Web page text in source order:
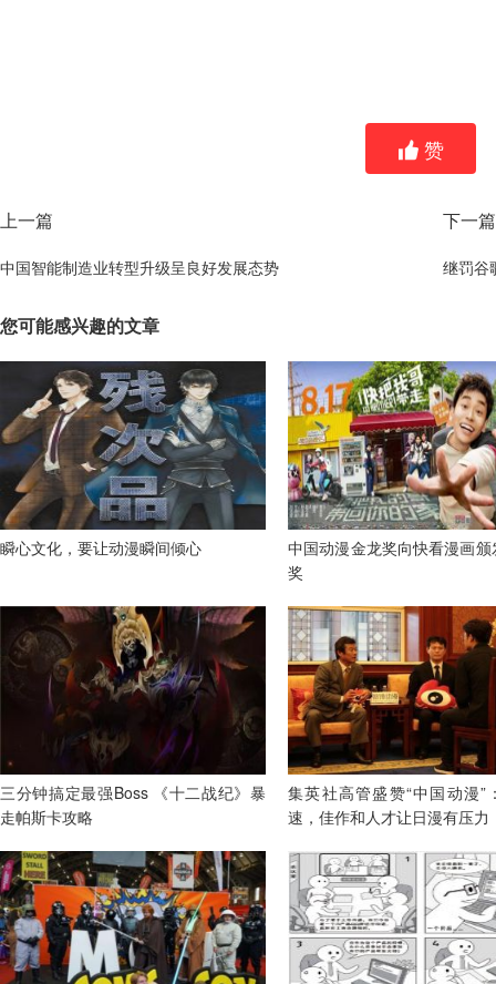
赞
上一篇
中国智能制造业转型升级呈良好发展态势
下一篇
继罚谷
您可能感兴趣的文章
瞬心文化，要让动漫瞬间倾心
中国动漫金龙奖向快看漫画颁
奖
三分钟搞定最强Boss 《十二战纪》暴
走帕斯卡攻略
集英社高管盛赞“中国动漫”
速，佳作和人才让日漫有压力